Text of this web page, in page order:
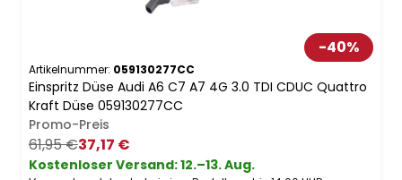
-40%
Artikelnummer: 059130277CC
Einspritz Düse Audi A6 C7 A7 4G 3.0 TDI CDUC Quattro
Kraft Düse 059130277CC
Promo-Preis
61,95 €37,17 €
Kostenloser Versand:12.–13. Aug.